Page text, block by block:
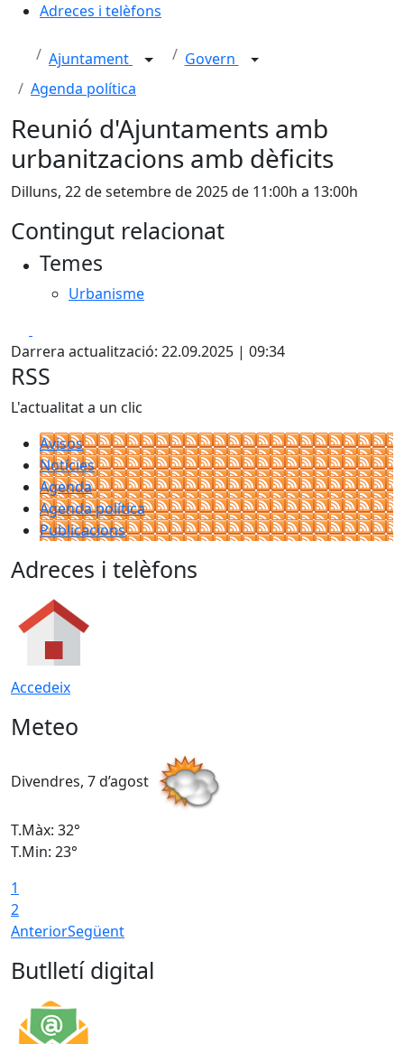
Adreces i telèfons
Ajuntament
Govern
Agenda política
Reunió d'Ajuntaments amb
urbanitzacions amb dèficits
Dilluns, 22 de setembre de 2025 de 11:00h a 13:00h
Contingut relacionat
Temes
Urbanisme
Darrera actualització: 22.09.2025 | 09:34
RSS
L'actualitat a un clic
Avisos
Notícies
Agenda
Agenda política
Publicacions
Adreces i telèfons
Accedeix
Meteo
Divendres, 7 d’agost
T.Màx: 32°
T.Min: 23°
1
2
AnteriorSegüent
Butlletí digital